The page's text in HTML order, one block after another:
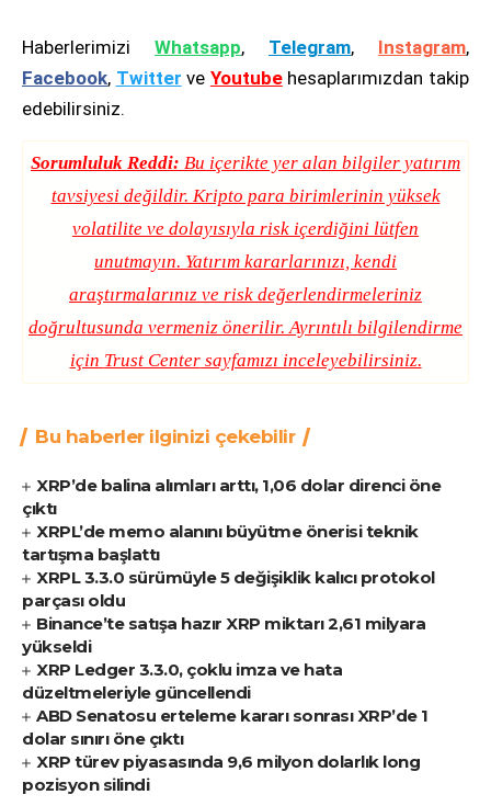
Haberlerimizi Whatsapp, Telegram, Instagram,
Facebook, Twitter ve Youtubehesaplarımızdan takip
edebilirsiniz.
Sorumluluk Reddi: Bu içerikte yer alan bilgiler yatırım
tavsiyesi değildir. Kripto para birimlerinin yüksek
volatilite ve dolayısıyla risk içerdiğini lütfen
unutmayın. Yatırım kararlarınızı, kendi
araştırmalarınız ve risk değerlendirmeleriniz
doğrultusunda vermeniz önerilir. Ayrıntılı bilgilendirme
için Trust Centersayfamızı inceleyebilirsiniz.
Bu haberler ilginizi çekebilir
XRP’de balina alımları arttı, 1,06 dolar direnci öne
çıktı
XRPL’de memo alanını büyütme önerisi teknik
tartışma başlattı
XRPL 3.3.0 sürümüyle 5 değişiklik kalıcı protokol
parçası oldu
Binance’te satışa hazır XRP miktarı 2,61 milyara
yükseldi
XRP Ledger 3.3.0, çoklu imza ve hata
düzeltmeleriyle güncellendi
ABD Senatosu erteleme kararı sonrası XRP’de 1
dolar sınırı öne çıktı
XRP türev piyasasında 9,6 milyon dolarlık long
pozisyon silindi